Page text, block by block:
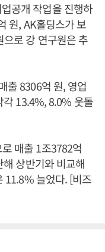
공개 작업을 진행하
원, AK홀딩스가 보
로 강 연구원은 추
출 8306억 원, 영업
각 13.4%, 8.0% 웃돌
매출 1조3782억
상반기와 비교해
11.8% 늘었다. [비즈